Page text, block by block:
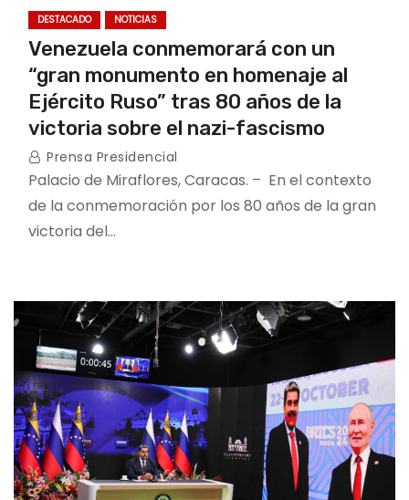
DESTACADO NOTICIAS
Venezuela conmemorará con un
“gran monumento en homenaje al
Ejército Ruso” tras 80 años de la
victoria sobre el nazi-fascismo
Prensa Presidencial
Palacio de Miraflores, Caracas. – En el contexto
de la conmemoración por los 80 años de la gran
victoria del…